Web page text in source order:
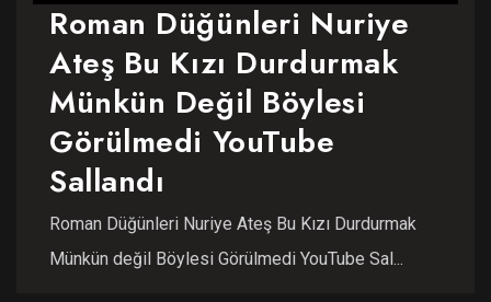
Roman Düğünleri Nuriye
Ateş Bu Kızı Durdurmak
Münkün Değil Böylesi
Görülmedi YouTube
Sallandı
Roman Düğünleri Nuriye Ateş Bu Kızı Durdurmak
Münkün değil Böylesi Görülmedi YouTube Sal...